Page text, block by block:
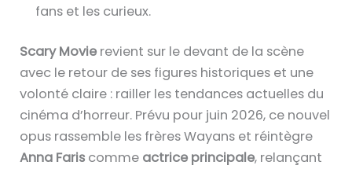
fans et les curieux.
Scary Movie revient sur le devant de la scène
avec le retour de ses figures historiques et une
volonté claire : railler les tendances actuelles du
cinéma d’horreur. Prévu pour juin 2026, ce nouvel
opus rassemble les frères Wayans et réintègre
Anna Faris comme actrice principale, relançant